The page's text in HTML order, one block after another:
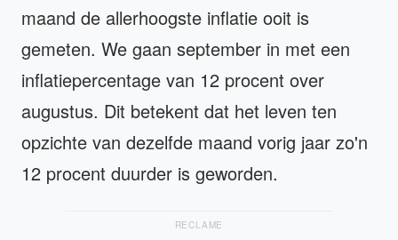
maand de allerhoogste inflatie ooit is
gemeten. We gaan september in met een
inflatiepercentage van 12 procent over
augustus. Dit betekent dat het leven ten
opzichte van dezelfde maand vorig jaar zo'n
12 procent duurder is geworden.
RECLAME